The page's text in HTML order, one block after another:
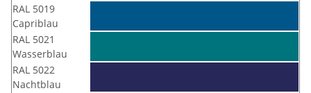
RAL 5019
Capriblau
RAL 5021
Wasserblau
RAL 5022
Nachtblau